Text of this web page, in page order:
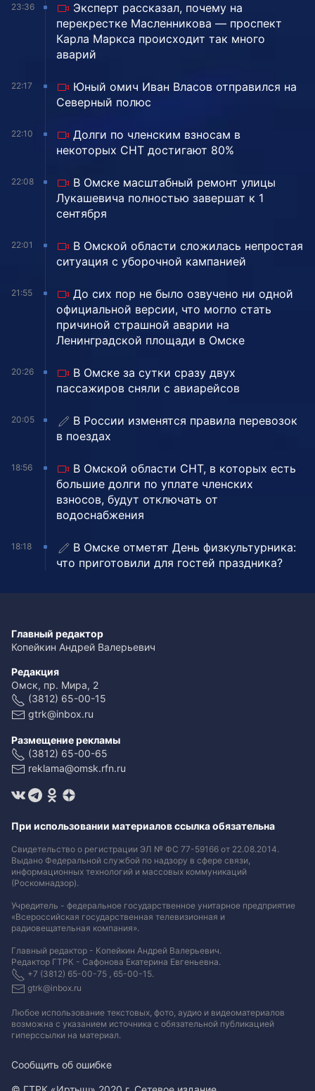
23:36
Эксперт рассказал, почему на
перекрестке Масленникова — проспект
Карла Маркса происходит так много
аварий
22:17
Юный омич Иван Власов отправился на
Северный полюс
22:10
Долги по членским взносам в
некоторых СНТ достигают 80%
22:08
В Омске масштабный ремонт улицы
Лукашевича полностью завершат к 1
сентября
22:01
В Омской области сложилась непростая
ситуация с уборочной кампанией
21:55
До сих пор не было озвучено ни одной
официальной версии, что могло стать
причиной страшной аварии на
Ленинградской площади в Омске
20:26
В Омске за сутки сразу двух
пассажиров сняли с авиарейсов
20:05
В России изменятся правила перевозок
в поездах
18:56
В Омской области СНТ, в которых есть
большие долги по уплате членских
взносов, будут отключать от
водоснабжения
18:18
В Омске отметят День физкультурника:
что приготовили для гостей праздника?
Главный редактор
Копейкин Андрей Валерьевич
Редакция
Омск, пр. Мира, 2
(3812) 65-00-15
gtrk@inbox.ru
Размещение рекламы
(3812) 65-00-65
reklama@omsk.rfn.ru
При использовании материалов ссылка обязательна
Свидетельство о регистрации ЭЛ № ФС 77-59166 от 22.08.2014.
Выдано Федеральной службой по надзору в сфере связи,
информационных технологий и массовых коммуникаций
(Роскомнадзор).
Учредитель - федеральное государственное унитарное предприятие
«Всероссийская государственная телевизионная и
радиовещательная компания».
Главный редактор - Копейкин Андрей Валерьевич.
Редактор ГТРК - Сафонова Екатерина Евгеньевна.
+7 (3812) 65-00-75 , 65-00-15.
gtrk@inbox.ru
Любое использование текстовых, фото, аудио и видеоматериалов
возможна с указанием источника с обязательной публикацией
гиперссылки на материал.
Сообщить об ошибке